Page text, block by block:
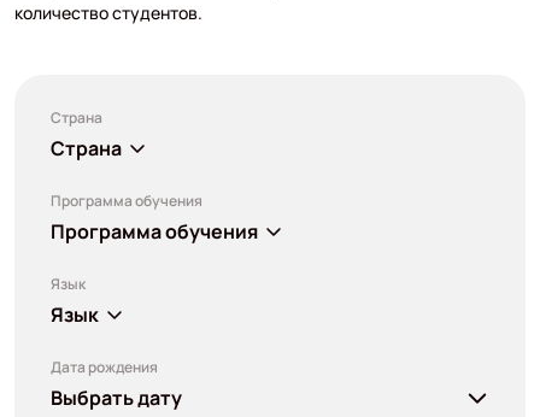
количество студентов.
Страна
Страна
Программа обучения
Программа обучения
Язык
Язык
Дата рождения
Выбрать дату